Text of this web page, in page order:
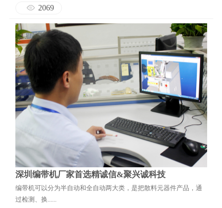
2069
深圳编带机厂家首选精诚信&聚兴诚科技
编带机可以分为半自动和全自动两大类，是把散料元器件产品，通
过检测、换......